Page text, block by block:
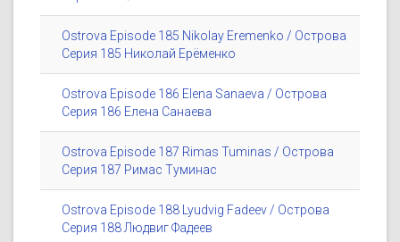
Ostrova Episode 185 Nikolay Eremenko / Острова
Серия 185 Николай Ерёменко
Ostrova Episode 186 Elena Sanaeva / Острова
Серия 186 Елена Санаева
Ostrova Episode 187 Rimas Tuminas / Острова
Серия 187 Римас Туминас
Ostrova Episode 188 Lyudvig Fadeev / Острова
Серия 188 Людвиг Фадеев